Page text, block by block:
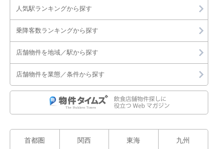
人気駅ランキングから探す
乗降客数ランキングから探す
店舗物件を地域／駅から探す
店舗物件を業態／条件から探す
首都圏 関西 東海 九州